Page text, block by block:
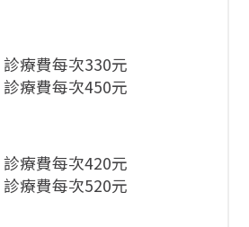
療費每次330元
療費每次450元
療費每次420元
療費每次520元